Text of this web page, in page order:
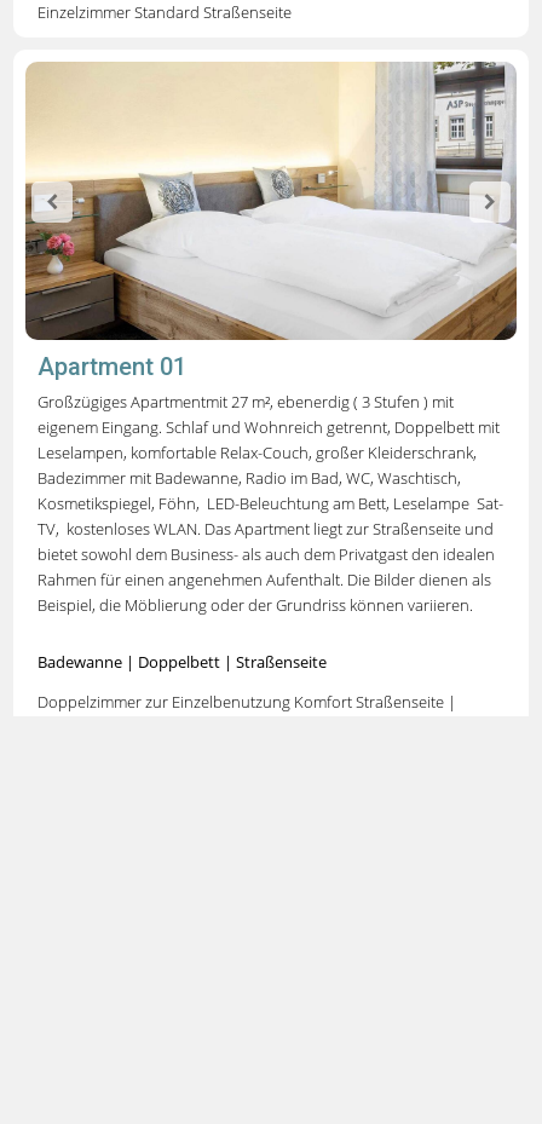
Einzelzimmer Standard Straßenseite
Apartment 01
GroßzügigesApartmentmit 27 m², ebenerdig ( 3 Stufen ) mit
eigenem Eingang. Schlaf und Wohnreich getrennt, Doppelbett mit
Leselampen, komfortable Relax-Couch, großer Kleiderschrank,
Badezimmer mit Badewanne, Radio im Bad, WC, Waschtisch,
Kosmetikspiegel, Föhn, LED-Beleuchtung am Bett, Leselampe Sat-
TV, kostenloses WLAN. Das Apartment liegt zurStraßenseite und
bietet sowohl dem Business- als auch dem Privatgast den idealen
Rahmen für einen angenehmen Aufenthalt. Die Bilder dienen als
Beispiel, die Möblierung oder der Grundriss können variieren.
Badewanne | Doppelbett | Straßenseite
Doppelzimmer zur Einzelbenutzung Komfort Straßenseite |